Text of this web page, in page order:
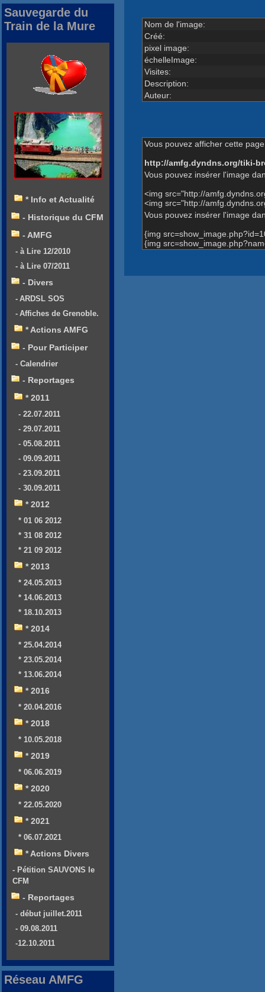
Nom de l'image:
Créé:
pixel image:
échelleImage:
Visites:
Description:
Auteur:
Vous pouvez afficher cette
http://amfg.dyndns.org/tiki-
Vous pouvez insérer l'image
<img src="http://
<img src="http://
Vous pouvez insérer l'image
{img
{img
Sauvegarde du
Train de la Mure
* Info et Actualité
- Historique du CFM
- AMFG
- à Lire 12/2010
- à Lire 07/2011
- Divers
- ARDSL SOS
- Affiches de Grenoble.
* Actions AMFG
- Pour Participer
- Calendrier
- Reportages
* 2011
- 22.07.2011
- 29.07.2011
- 05.08.2011
- 09.09.2011
- 23.09.2011
- 30.09.2011
* 2012
* 01 06 2012
* 31 08 2012
* 21 09 2012
* 2013
* 24.05.2013
* 14.06.2013
* 18.10.2013
* 2014
* 25.04.2014
* 23.05.2014
* 13.06.2014
* 2016
* 20.04.2016
* 2018
* 10.05.2018
* 2019
* 06.06.2019
* 2020
* 22.05.2020
* 2021
* 06.07.2021
* Actions Divers
- Pétition SAUVONS le
CFM
- Reportages
- début juillet.2011
- 09.08.2011
-12.10.2011
Réseau AMFG